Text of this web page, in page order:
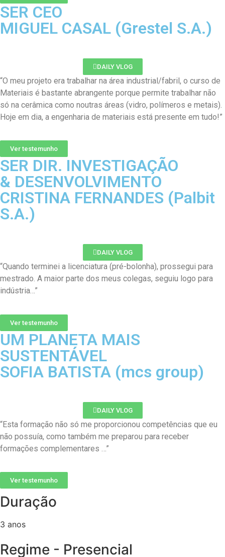
SER CEO
MIGUEL CASAL (Grestel S.A.)
DAILY VLOG
“O meu projeto era trabalhar na área industrial/fabril, o curso de
Materiais é bastante abrangente porque permite trabalhar não
só na cerâmica como noutras áreas (vidro, polímeros e metais).
Hoje em dia, a engenharia de materiais está presente em tudo!”
Ver testemunho
SER DIR. INVESTIGAÇÃO
& DESENVOLVIMENTO
CRISTINA FERNANDES (Palbit
S.A.)
“Quando terminei a licenciatura (pré-bolonha), prossegui para
mestrado. A maior parte dos meus colegas, seguiu logo para
indústria…”
Ver testemunho
DAILY VLOG
UM PLANETA MAIS
SUSTENTÁVEL
SOFIA BATISTA (mcs group)
DAILY VLOG
“Esta formação não só me proporcionou competências que eu
não possuía, como também me preparou para receber
formações complementares …”
Ver testemunho
Duração
3 anos
Regime - Presencial